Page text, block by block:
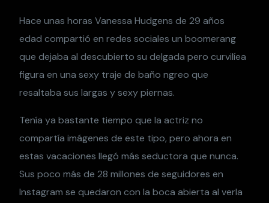
Hace unas horas Vanessa Hudgens de 29 años
edad compartió en redes sociales un boomerang
que dejaba al descubierto su delgada pero curvilíea
figura en una sexy traje de baño ngreo que
resaltaba sus largas y sexy piernas.
Tenía ya bastante tiempo que la actriz no
compartía imágenes de este tipo, pero ahora en
estas vacaciones llegó más seductora que nunca.
Sus poco más de 28 millones de seguidores en
Instagram se quedaron con la boca abierta al verla